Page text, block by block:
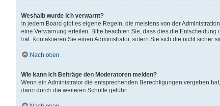
Weshalb wurde ich verwarnt?
In jedem Board gibt es eigene Regeln, die meistens von der
eine Verwarnung erteilen. Bitte beachten Sie, dass dies die
hat. Kontaktieren Sie einen Administrator, sofern Sie sich die nicht sicher
Nach oben
Wie kann ich Beiträge den Moderatoren melden?
Wenn ein Administrator die entsprechenden Berechtigungen vergeben
dann durch die weiteren Schritte geführt.